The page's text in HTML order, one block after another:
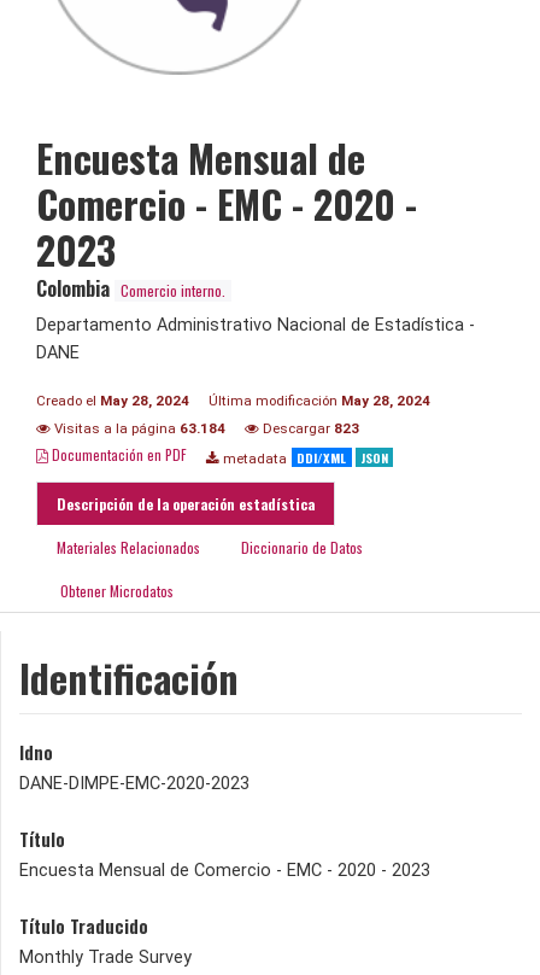
Encuesta Mensual de
Comercio - EMC - 2020 -
2023
Colombia Comercio interno.
Departamento Administrativo Nacional de Estadística -
DANE
Creado el May 28, 2024 Última modificación May 28, 2024
Visitas a la página 63.184 Descargar 823
Documentación en PDF metadata DDI/XML JSON
Descripción de la operación estadística
Materiales Relacionados Diccionario de Datos
Obtener Microdatos
Identificación
Idno
DANE-DIMPE-EMC-2020-2023
Título
Encuesta Mensual de Comercio - EMC - 2020 - 2023
Título Traducido
Monthly Trade Survey